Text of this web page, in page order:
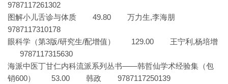
9787117261302
图解小儿舌诊与体质 49.80 万力生,李海朋
9787117310178
眼科学（第3版/研究生/配增值） 129.00 王宁利,杨培增
9787117315630
海派中医丁甘仁内科流派系列丛书——韩哲仙学术经验集（包
销600） 53.00 韩政 9787117250139